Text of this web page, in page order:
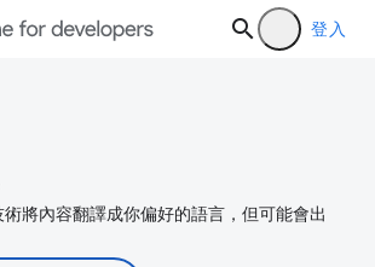
登入
將內容翻譯成你偏好的語言，但可能會出